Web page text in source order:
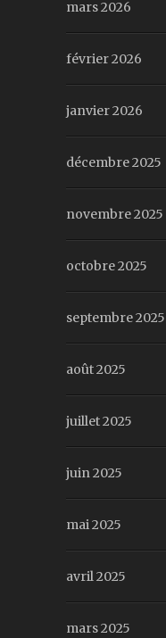
mars 2026
février 2026
janvier 2026
décembre 2025
novembre 2025
octobre 2025
septembre 2025
août 2025
juillet 2025
juin 2025
mai 2025
avril 2025
mars 2025